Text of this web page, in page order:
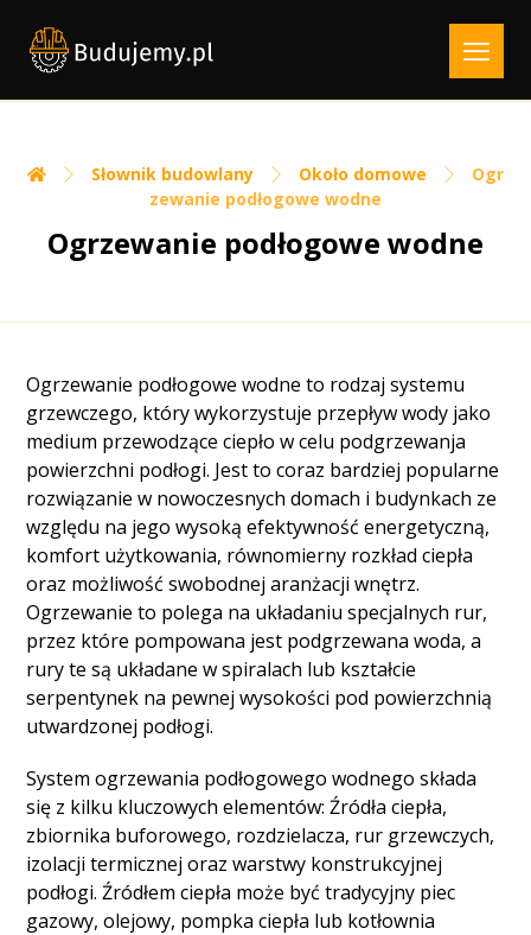
Słownik budowlany Około domowe
Ogr
zewanie podłogowe wodne
Ogrzewanie podłogowe wodne
Ogrzewanie podłogowe wodne to rodzaj systemu
grzewczego, który wykorzystuje przepływ wody jako
medium przewodzące ciepło w celu podgrzewanja
powierzchni podłogi. Jest to coraz bardziej popularne
rozwiązanie w nowoczesnych domach i budynkach ze
względu na jego wysoką efektywność energetyczną,
komfort użytkowania, równomierny rozkład ciepła
oraz możliwość swobodnej aranżacji wnętrz.
Ogrzewanie to polega na układaniu specjalnych rur,
przez które pompowana jest podgrzewana woda, a
rury te są układane w spiralach lub kształcie
serpentynek na pewnej wysokości pod powierzchnią
utwardzonej podłogi.
System ogrzewania podłogowego wodnego składa
się z kilku kluczowych elementów: Źródła ciepła,
zbiornika buforowego, rozdzielacza, rur grzewczych,
izolacji termicznej oraz warstwy konstrukcyjnej
podłogi. Źródłem ciepła może być tradycyjny piec
gazowy, olejowy, pompka ciepła lub kotłownia